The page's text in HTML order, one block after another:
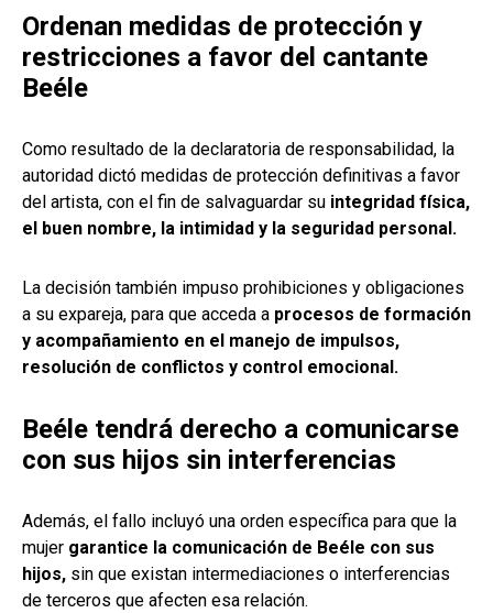
Ordenan medidas de protección y
restricciones a favor del cantante
Beéle
Como resultado de la declaratoria de responsabilidad, la
autoridad dictó medidas de protección definitivas a favor
del artista, con el fin de salvaguardar su integridad física,
el buen nombre, la intimidad y la seguridad personal.
La decisión también impuso prohibiciones y obligaciones
a su expareja, para que acceda a procesos de formación
y acompañamiento en el manejo de impulsos,
resolución de conflictos y control emocional.
Beéle tendrá derecho a comunicarse
con sus hijos sin interferencias
Además, el fallo incluyó una orden específica para que la
mujer garantice la comunicación de Beéle con sus
hijos, sin que existan intermediaciones o interferencias
de terceros que afecten esa relación.